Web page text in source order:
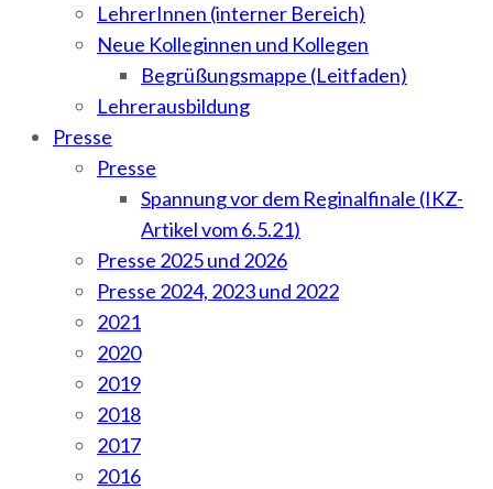
LehrerInnen (interner Bereich)
Neue Kolleginnen und Kollegen
Begrüßungsmappe (Leitfaden)
Lehrerausbildung
Presse
Presse
Spannung vor dem Reginalfinale (IKZ-
Artikel vom 6.5.21)
Presse 2025 und 2026
Presse 2024, 2023 und 2022
2021
2020
2019
2018
2017
2016